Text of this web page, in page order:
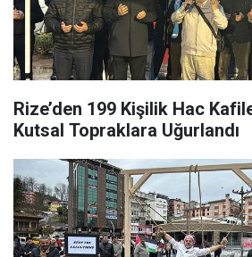
Rize’den 199 Kişilik Hac
Kutsal Topraklara Uğurlandı